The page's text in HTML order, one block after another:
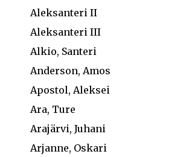
Aleksanteri II
Aleksanteri III
Alkio, Santeri
Anderson, Amos
Apostol, Aleksei
Ara, Ture
Arajärvi, Juhani
Arjanne, Oskari